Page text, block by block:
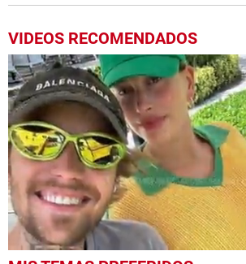
VIDEOS RECOMENDADOS